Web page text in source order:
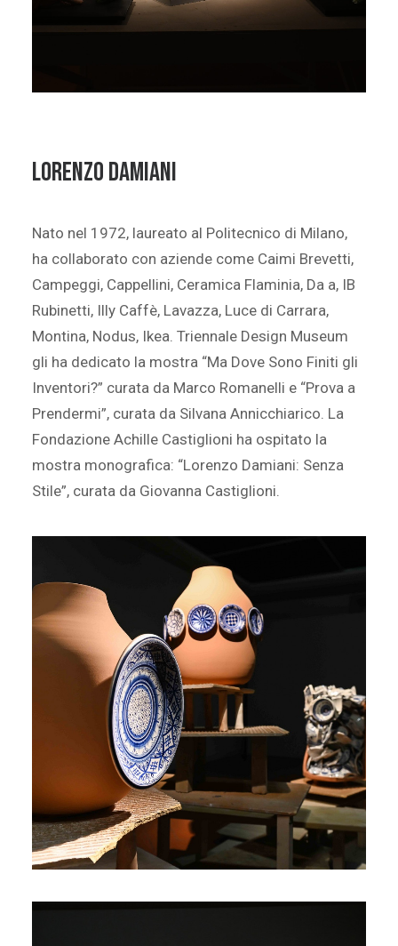
LORENZO DAMIANI
Nato nel 1972, laureato al Politecnico di Milano,
ha collaborato con aziende come Caimi Brevetti,
Campeggi, Cappellini, Ceramica Flaminia, Da a, IB
Rubinetti, Illy Caffè, Lavazza, Luce di Carrara,
Montina, Nodus, Ikea. Triennale Design Museum
gli ha dedicato la mostra “Ma Dove Sono Finiti gli
Inventori?” curata da Marco Romanelli e “Prova a
Prendermi”, curata da Silvana Annicchiarico. La
Fondazione Achille Castiglioni ha ospitato la
mostra monografica: “Lorenzo Damiani: Senza
Stile”, curata da Giovanna Castiglioni.